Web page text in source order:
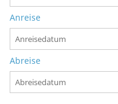
Anreise
Abreise